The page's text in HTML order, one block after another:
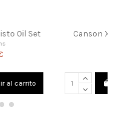
Canson XL Esbozo Kraft
Añadir al carrito